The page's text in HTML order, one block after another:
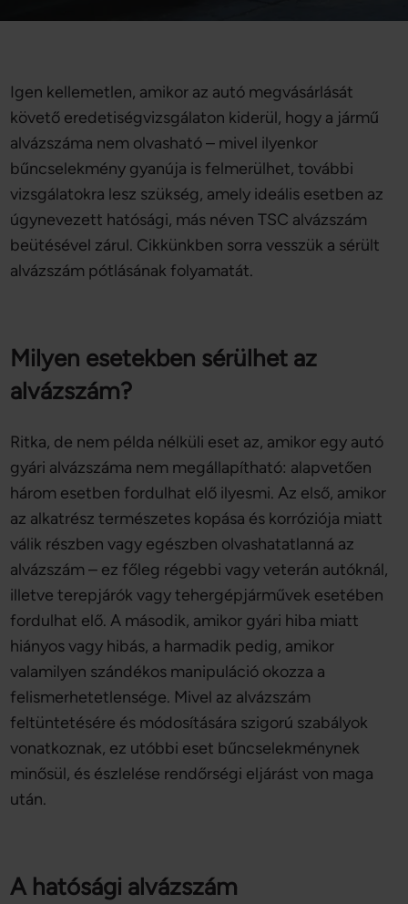
Igen kellemetlen, amikor az autó megvásárlását
követő eredetiségvizsgálaton kiderül, hogy a jármű
alvázszáma nem olvasható – mivel ilyenkor
bűncselekmény gyanúja is felmerülhet, további
vizsgálatokra lesz szükség, amely ideális esetben az
úgynevezett hatósági, más néven TSC alvázszám
beütésével zárul. Cikkünkben sorra vesszük a sérült
alvázszám pótlásának folyamatát.
Milyen esetekben sérülhet az
alvázszám?
Ritka, de nem példa nélküli eset az, amikor egy autó
gyári alvázszáma nem megállapítható: alapvetően
három esetben fordulhat elő ilyesmi. Az első, amikor
az alkatrész természetes kopása és korróziója miatt
válik részben vagy egészben olvashatatlanná az
alvázszám – ez főleg régebbi vagy veterán autóknál,
illetve terepjárók vagy tehergépjárművek esetében
fordulhat elő. A második, amikor gyári hiba miatt
hiányos vagy hibás, a harmadik pedig, amikor
valamilyen szándékos manipuláció okozza a
felismerhetetlensége. Mivel az alvázszám
feltüntetésére és módosítására szigorú szabályok
vonatkoznak, ez utóbbi eset bűncselekménynek
minősül, és észlelése rendőrségi eljárást von maga
után.
A hatósági alvázszám